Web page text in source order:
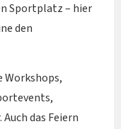
Sportplatz – hier
den
Workshops,
das Feiern